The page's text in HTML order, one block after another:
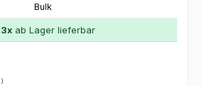
Bulk
ab Lager lieferbar